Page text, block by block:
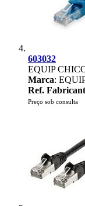
603032
EQUIP
Marca:
Ref.
Preço sob consulta